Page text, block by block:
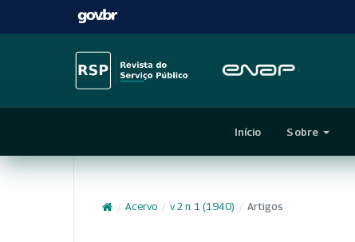
Início Sobre
/ Acervo / v. 2 n. 1 (1940) / Artigos